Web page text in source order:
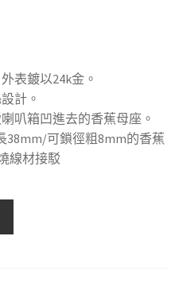
表鍍以24k金。
計。
叭箱凹進去的香蕉母座。
38mm/可鎖徑粗8mm的香蕉
線材接駁